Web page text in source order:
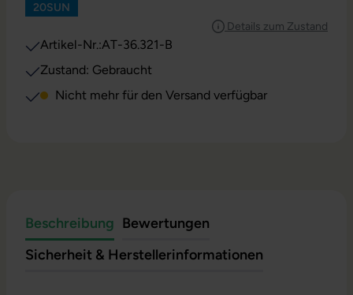
20SUN
Details zum Zustand
Artikel-Nr.:AT-36.321-B
Zustand: Gebraucht
Nicht mehr für den Versand verfügbar
Beschreibung Bewertungen
Sicherheit & Herstellerinformationen